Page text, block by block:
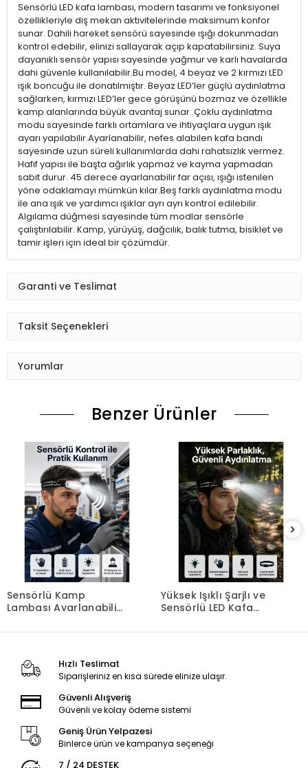
Sensörlü LED kafa lambası, modern tasarımı ve fonksiyonel
özellikleriyle dış mekan aktivitelerinde maksimum konfor
sunar. Dahili hareket sensörü sayesinde ışığı dokunmadan
kontrol edebilir, elinizi sallayarak açıp kapatabilirsiniz. Suya
dayanıklı sensör yapısı sayesinde yağmur ve karlı havalarda
dahi güvenle kullanılabilir.Bu model, 4 beyaz ve 2 kırmızı LED
ışık boncuğu ile donatılmıştır. Beyaz LED’ler güçlü aydınlatma
sağlarken, kırmızı LED’ler gece görüşünü bozmaz ve özellikle
kamp alanlarında büyük avantaj sunar. Çoklu aydınlatma
modu sayesinde farklı ortamlara ve ihtiyaçlara uygun ışık
ayarı yapılabilir.Ayarlanabilir, nefes alabilen kafa bandı
sayesinde uzun süreli kullanımlarda dahi rahatsızlık vermez.
Hafif yapısı ile başta ağırlık yapmaz ve kayma yapmadan
sabit durur. 45 derece ayarlanabilir far açısı, ışığı istenilen
yöne odaklamayı mümkün kılar.Beş farklı aydınlatma modu
ile ana ışık ve yardımcı ışıklar ayrı ayrı kontrol edilebilir.
Algılama düğmesi sayesinde tüm modlar sensörle
çalıştırılabilir. Kamp, yürüyüş, dağcılık, balık tutma, bisiklet ve
tamir işleri için ideal bir çözümdür.
Garanti ve Teslimat
Taksit Seçenekleri
Yorumlar
Benzer Ürünler
Sensörlü Kamp
Lambası Ayarlanabilir
Yüksek Işıklı Şarjlı ve
Sensörlü LED Kafa
Hızlı Teslimat
Siparişleriniz en kısa sürede elinize ulaşır.
Güvenli Alışveriş
Güvenli ve kolay ödeme sistemi
Geniş Ürün Yelpazesi
Binlerce ürün ve kampanya seçeneği
7 / 24 DESTEK